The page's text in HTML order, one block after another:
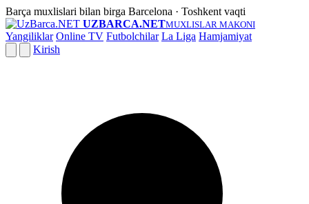
Barça muxlislari bilan birga Barcelona · Toshkent vaqti
UZBARCA.NETMUXLISLAR MAKONI
Yangiliklar Online TV Futbolchilar La Liga Hamjamiyat
Kirish